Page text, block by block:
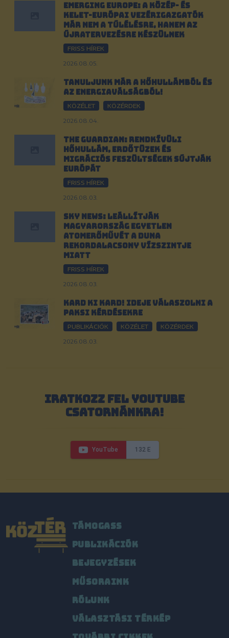
Emerging Europe: A közép- és
kelet-európai vezérigazgatók
már nem a túlélésre, hanem az
újratervezésre készülnek
FRISS HÍREK
2026.08.05.
Tanuljunk már a hőhullámból és
az energiaválságból!
KÖZÉLET KÖZÉRDEK
2026.08.04.
The Guardian: Rendkívüli
hőhullám, erdőtüzek és
migrációs feszültségek sújtják
Európát
FRISS HÍREK
2026.08.03.
Sky News: Leállítják
Magyarország egyetlen
atomerőművét a Duna
rekordalacsony vízszintje
miatt
FRISS HÍREK
2026.08.03.
Kard ki kard! Ideje válaszolni a
paksi kérdésekre
PUBLIKÁCIÓK KÖZÉLET KÖZÉRDEK
2026.08.03.
IRATKOZZ FEL YOUTUBE
CSATORNÁNKRA!
YouTube 132 E
TÁMOGASS
PUBLIKÁCIÓK
BEJEGYZÉSEK
MŰSORAINK
RÓLUNK
VÁLASZTÁSI TÉRKÉP